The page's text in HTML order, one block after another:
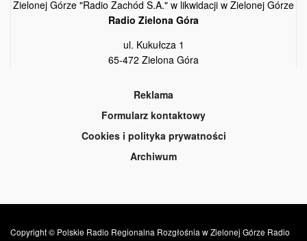
Zielonej Górze "Radio Zachód S.A." w likwidacji w Zielonej Górze
Radio Zielona Góra
ul. Kukułcza 1
65-472 Zielona Góra
Reklama
Formularz kontaktowy
Cookies i polityka prywatności
Archiwum
Copyright © Polskie Radio Regionalna Rozgłośnia w Zielonej Górze Radio